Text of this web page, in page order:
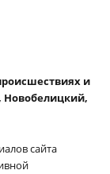
и
Новобелицкий,
сайта